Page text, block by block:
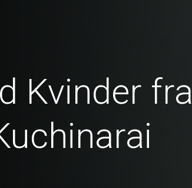
Kvinder fra